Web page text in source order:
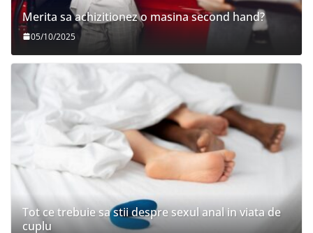
Merita sa achizitionez o masina second hand?
05/10/2025
Tot ce trebuie sa stii despre sexul anal in viata de
cuplu